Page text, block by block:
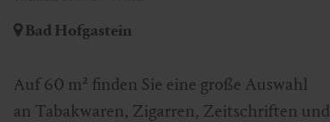
Bad Gastein
Mountaincart
Gasteiner Heilstollen
Kulinarik-Erlebnisse
Nachhaltigkeit
Bad Hofgastein
Auf 60 m² finden Sie eine große Auswahl
an Tabakwaren, Zigarren, Zeitschriften und